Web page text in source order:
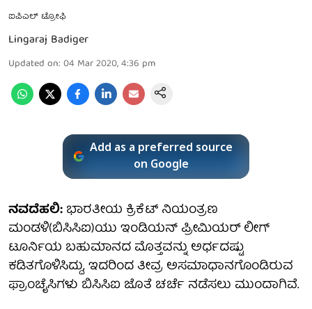
ಐಪಿಎಲ್ ಟ್ರೋಫಿ
Lingaraj Badiger
Updated on: 04 Mar 2020, 4:36 pm
Add as a preferred source
on Google
ನವದೆಹಲಿ:ಭಾರತೀಯ ಕ್ರಿಕೆಟ್ ನಿಯಂತ್ರಣ
ಮಂಡಳಿ(ಬಿಸಿಸಿಐ)ಯು ಇಂಡಿಯನ್‌ ಪ್ರೀಮಿಯರ್‌ ಲೀಗ್‌
ಟೂರ್ನಿಯ ಬಹುಮಾನದ ಮೊತ್ತವನ್ನು ಅರ್ಧದಷ್ಟು
ಕಡಿತಗೊಳಿಸಿದ್ದು, ಇದರಿಂದ ತೀವ್ರ ಅಸಮಾಧಾನಗೊಂಡಿರುವ
ಫ್ರಾಂಚೈಸಿಗಳು ಬಿಸಿಸಿಐ ಜೊತೆ ಚರ್ಚೆ ನಡೆಸಲು ಮುಂದಾಗಿವೆ.